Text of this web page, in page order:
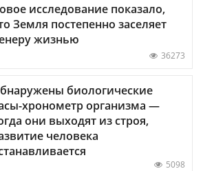
исследование показало,
Земля постепенно заселяет
жизнью
36273
биологические
хронометр организма —
они выходят из строя,
человека
5098